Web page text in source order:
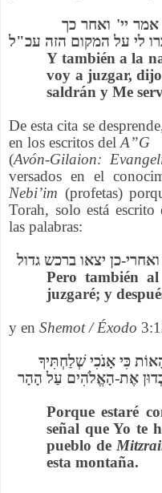
Y también a la
voy a juzgar, dijo
saldrán y Me
De esta cita se
en los escritos del A”G
(Avón-Gilaion:
versados en el
Nebi’im (profetas)
Torah, solo está escrito
las palabras:
כן יצאו ברכש גדול
Pero también
juzgaré; y
y en Shemot / Éxodo
כִּי אָנֹכִי שְׁלַחְתִּיךָ
אֶת-הָאֱלֹהִים עַל הָהָר
Porque estaré
señal que Yo te
pueblo de
esta montaña.